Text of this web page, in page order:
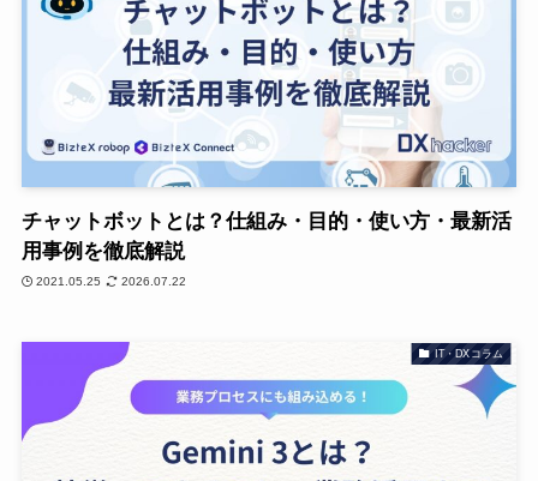
チャットボットとは？仕組み・目的・使い方・最新活
用事例を徹底解説
2021.05.25 2026.07.22
IT・DXコラム